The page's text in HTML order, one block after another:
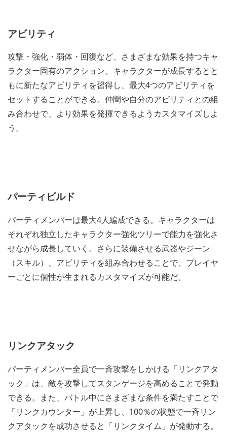
アビリティ
攻撃・強化・弱体・回復など、さまざまな効果を持つキャ
ラクター固有のアクション。キャラクターが成長するとと
もに新たなアビリティを習得し、最大4つのアビリティを
セットすることができる。仲間や自分のアビリティとの組
み合わせで、より効果を発揮できるようカスタマイズしよ
う。
パーティビルド
パーティメンバーは最大4人編成できる。キャラクターは
それぞれ独立したキャラクター強化ツリーで能力を強化さ
せながら成長していく。さらに装備させる武器やジーン
（スキル）、アビリティを組み合わせることで、プレイヤ
ーごとに個性が生まれるカスタマイズが可能だ。
リンクアタック
パーティメンバー全員で一斉攻撃をしかける「リンクアタ
ック」は、敵を攻撃してスタンゲージを高めることで発動
できる。また、バトル中にさまざまな条件を満たすことで
「リンクカウンター」が上昇し、100％の状態で一斉リン
クアタックを成功させると「リンクタイム」が発動する。